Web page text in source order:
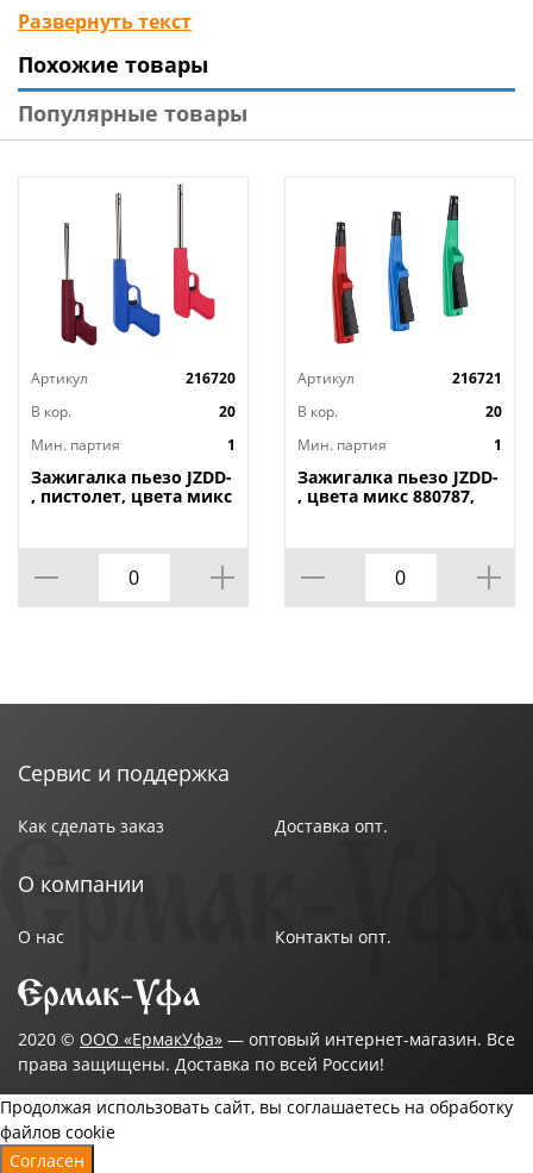
Технические характеристики:
Габариты: 0,3 х 0,065 х 0,043 мм
Вид упаковки: блистер
Бренд: Energy
Страна-изготовитель: Китай
Развернуть текст
Похожие товары
Популярные товары
Артикул
216720
В кор.
20
Мин. партия
1
Зажигалка пьезо JZDD-
, пистолет, цвета микс
Артикул
216721
В кор.
20
Мин. партия
1
Зажигалка пьезо JZDD-
, цвета микс 880787,
Сервис и поддержка
Как сделать заказ Доставка опт.
О компании
О нас Контакты опт.
2020 © ООО «ЕрмакУфа» — оптовый интернет-магазин. Все
права защищены. Доставка по всей России!
Продолжая использовать сайт, вы соглашаетесь на обработку
файлов cookie
Согласен